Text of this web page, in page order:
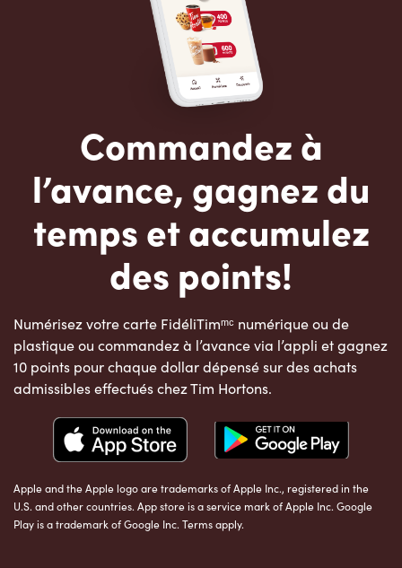
Commandez à
l’avance, gagnez du
temps et accumulez
des points!
Numérisez votre carte FidéliTimᵐᶜ numérique ou de
plastique ou commandez à l’avance via l’appli et gagnez
10 points pour chaque dollar dépensé sur des achats
admissibles effectués chez Tim Hortons.
Apple and the Apple logo are trademarks of Apple Inc., registered in the
U.S. and other countries. App store is a service mark of Apple Inc. Google
Play is a trademark of Google Inc. Terms apply.